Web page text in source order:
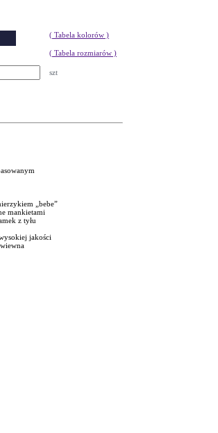
( Tabela kolorów )
( Tabela rozmiarów )
szt
„bebe”
mankietami
z tyłu
jakości